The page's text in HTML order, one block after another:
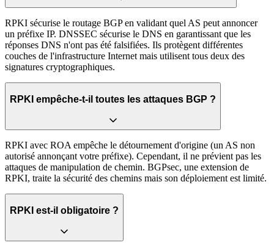
RPKI sécurise le routage BGP en validant quel AS peut annoncer
un préfixe IP. DNSSEC sécurise le DNS en garantissant que les
réponses DNS n'ont pas été falsifiées. Ils protègent différentes
couches de l'infrastructure Internet mais utilisent tous deux des
signatures cryptographiques.
RPKI empêche-t-il toutes les attaques BGP ?
RPKI avec ROA empêche le détournement d'origine (un AS non
autorisé annonçant votre préfixe). Cependant, il ne prévient pas les
attaques de manipulation de chemin. BGPsec, une extension de
RPKI, traite la sécurité des chemins mais son déploiement est limité.
RPKI est-il obligatoire ?